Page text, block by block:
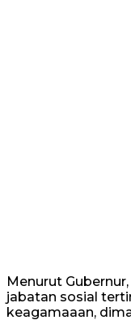
Menurut
jabatan sosial
keagamaaan,